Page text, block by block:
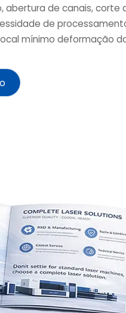
de canais, corte
de
mínimo deformação